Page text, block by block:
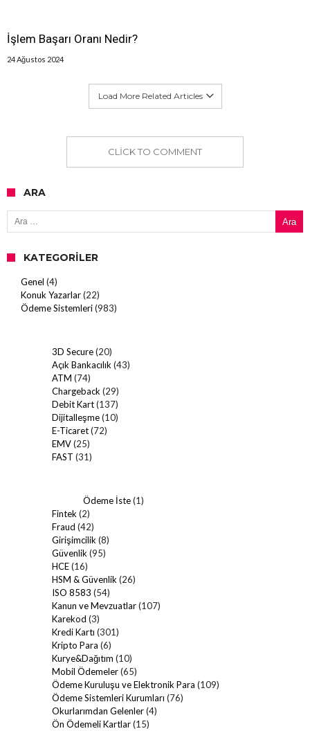
İşlem Başarı Oranı Nedir?
24 Ağustos 2024
Load More Related Articles
CLICK TO COMMENT
ARA
Arama:
KATEGORILER
Genel (4)
Konuk Yazarlar(22)
Ödeme Sistemleri(983)
3D Secure(20)
Açık Bankacılık (43)
ATM (74)
Chargeback (29)
Debit Kart(137)
Dijitalleşme(10)
E-Ticaret(72)
EMV(25)
FAST (31)
Ödeme İste(1)
Fintek (2)
Fraud (42)
Girişimcilik (8)
Güvenlik (95)
HCE(16)
HSM & Güvenlik (26)
ISO 8583 (54)
Kanun ve Mevzuatlar(107)
Karekod (3)
Kredi Kartı (301)
Kripto Para (6)
Kurye&Dağıtım (10)
Mobil Ödemeler(65)
Ödeme Kuruluşu ve Elektronik Para (109)
Ödeme Sistemleri Kurumları (76)
Okurlarımdan Gelenler(4)
Ön Ödemeli Kartlar(15)